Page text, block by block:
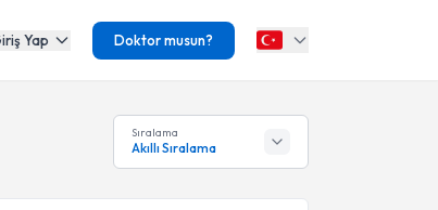
Yap Doktor musun?
Sıralama
Akıllı Sıralama